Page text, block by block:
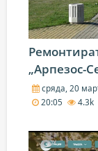
„Арпезос-
сряда, 20
20:05
4.3k